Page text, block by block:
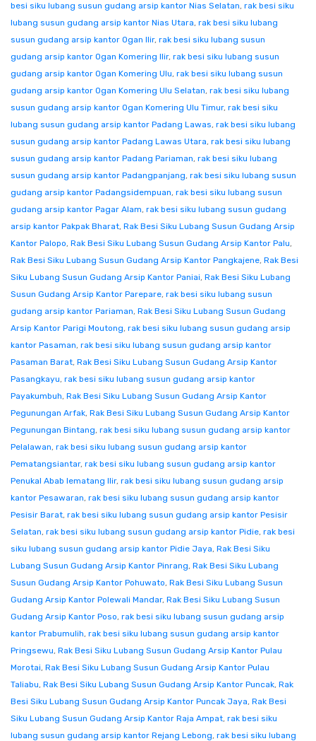
besi siku lubang susun gudang arsip kantor Nias Selatan, rak besi siku
lubang susun gudang arsip kantor Nias Utara, rak besi siku lubang
susun gudang arsip kantor Ogan Ilir, rak besi siku lubang susun
gudang arsip kantor Ogan Komering Ilir, rak besi siku lubang susun
gudang arsip kantor Ogan Komering Ulu, rak besi siku lubang susun
gudang arsip kantor Ogan Komering Ulu Selatan, rak besi siku lubang
susun gudang arsip kantor Ogan Komering Ulu Timur, rak besi siku
lubang susun gudang arsip kantor Padang Lawas, rak besi siku lubang
susun gudang arsip kantor Padang Lawas Utara, rak besi siku lubang
susun gudang arsip kantor Padang Pariaman, rak besi siku lubang
susun gudang arsip kantor Padangpanjang, rak besi siku lubang susun
gudang arsip kantor Padangsidempuan, rak besi siku lubang susun
gudang arsip kantor Pagar Alam, rak besi siku lubang susun gudang
arsip kantor Pakpak Bharat, Rak Besi Siku Lubang Susun Gudang Arsip
Kantor Palopo, Rak Besi Siku Lubang Susun Gudang Arsip Kantor Palu,
Rak Besi Siku Lubang Susun Gudang Arsip Kantor Pangkajene, Rak Besi
Siku Lubang Susun Gudang Arsip Kantor Paniai, Rak Besi Siku Lubang
Susun Gudang Arsip Kantor Parepare, rak besi siku lubang susun
gudang arsip kantor Pariaman, Rak Besi Siku Lubang Susun Gudang
Arsip Kantor Parigi Moutong, rak besi siku lubang susun gudang arsip
kantor Pasaman, rak besi siku lubang susun gudang arsip kantor
Pasaman Barat, Rak Besi Siku Lubang Susun Gudang Arsip Kantor
Pasangkayu, rak besi siku lubang susun gudang arsip kantor
Payakumbuh, Rak Besi Siku Lubang Susun Gudang Arsip Kantor
Pegunungan Arfak, Rak Besi Siku Lubang Susun Gudang Arsip Kantor
Pegunungan Bintang, rak besi siku lubang susun gudang arsip kantor
Pelalawan, rak besi siku lubang susun gudang arsip kantor
Pematangsiantar, rak besi siku lubang susun gudang arsip kantor
Penukal Abab lematang Ilir, rak besi siku lubang susun gudang arsip
kantor Pesawaran, rak besi siku lubang susun gudang arsip kantor
Pesisir Barat, rak besi siku lubang susun gudang arsip kantor Pesisir
Selatan, rak besi siku lubang susun gudang arsip kantor Pidie, rak besi
siku lubang susun gudang arsip kantor Pidie Jaya, Rak Besi Siku
Lubang Susun Gudang Arsip Kantor Pinrang, Rak Besi Siku Lubang
Susun Gudang Arsip Kantor Pohuwato, Rak Besi Siku Lubang Susun
Gudang Arsip Kantor Polewali Mandar, Rak Besi Siku Lubang Susun
Gudang Arsip Kantor Poso, rak besi siku lubang susun gudang arsip
kantor Prabumulih, rak besi siku lubang susun gudang arsip kantor
Pringsewu, Rak Besi Siku Lubang Susun Gudang Arsip Kantor Pulau
Morotai, Rak Besi Siku Lubang Susun Gudang Arsip Kantor Pulau
Taliabu, Rak Besi Siku Lubang Susun Gudang Arsip Kantor Puncak, Rak
Besi Siku Lubang Susun Gudang Arsip Kantor Puncak Jaya, Rak Besi
Siku Lubang Susun Gudang Arsip Kantor Raja Ampat, rak besi siku
lubang susun gudang arsip kantor Rejang Lebong, rak besi siku lubang